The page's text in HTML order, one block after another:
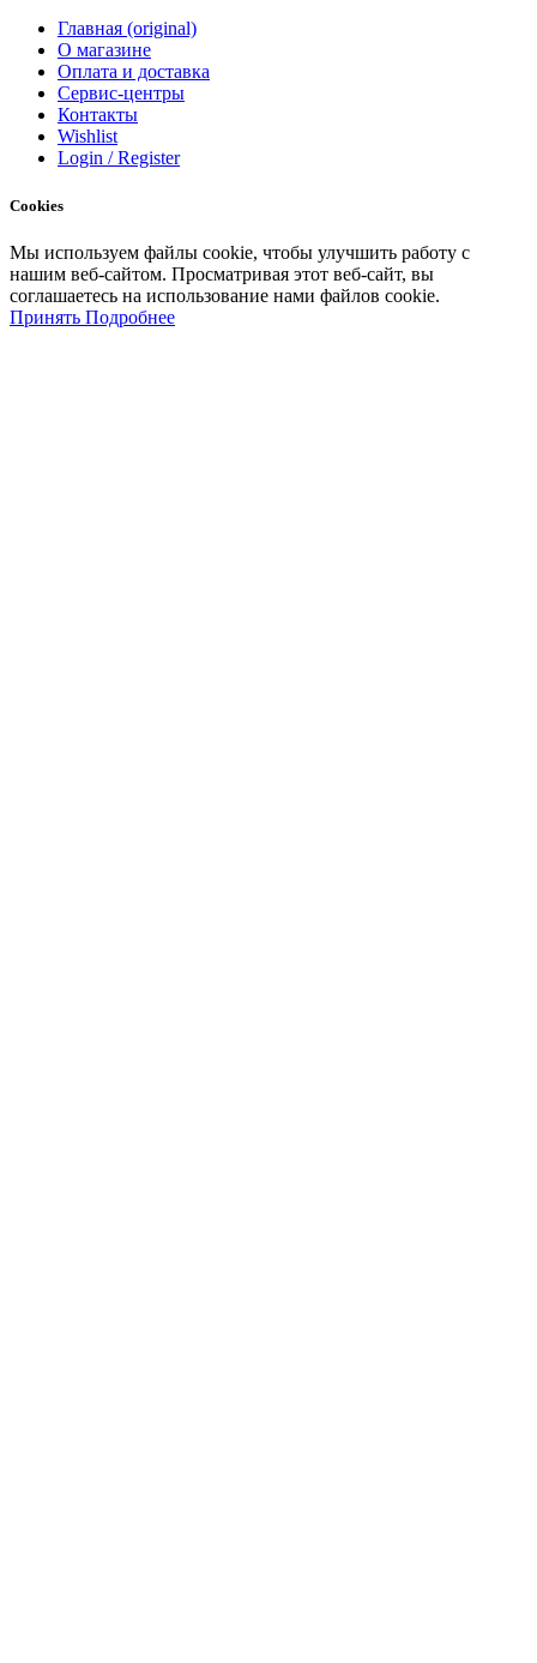
Главная (original)
О магазине
Оплата и доставка
Сервис-центры
Контакты
Wishlist
Login / Register
Cookies
Мы используем файлы cookie, чтобы улучшить работу с
нашим веб-сайтом. Просматривая этот веб-сайт, вы
соглашаетесь на использование нами файлов cookie.
Принять Подробнее